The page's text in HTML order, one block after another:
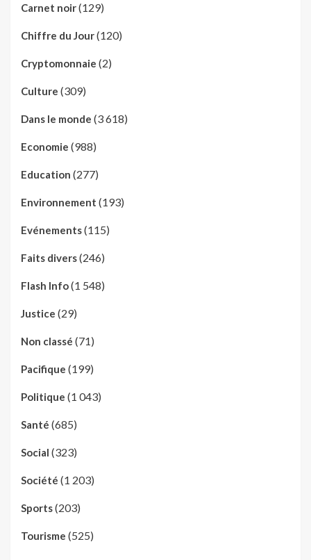
Carnet noir(129)
Chiffre du Jour(120)
Cryptomonnaie (2)
Culture (309)
Dans le monde (3 618)
Economie (988)
Education (277)
Environnement (193)
Evénements(115)
Faits divers(246)
Flash Info(1 548)
Justice (29)
Non classé (71)
Pacifique (199)
Politique (1 043)
Santé (685)
Social (323)
Société (1 203)
Sports(203)
Tourisme (525)